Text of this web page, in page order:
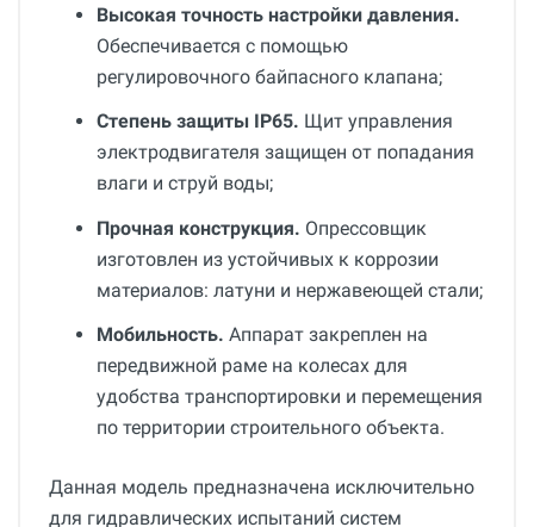
Высокая точность настройки давления.
Обеспечивается с помощью
регулировочного байпасного клапана;
Степень защиты IP65. Щит управления
электродвигателя защищен от попадания
влаги и струй воды;
Прочная конструкция. Опрессовщик
изготовлен из устойчивых к коррозии
материалов: латуни и нержавеющей стали;
Мобильность. Аппарат закреплен на
передвижной раме на колесах для
удобства транспортировки и перемещения
по территории строительного объекта.
Данная модель предназначена исключительно
для гидравлических испытаний систем